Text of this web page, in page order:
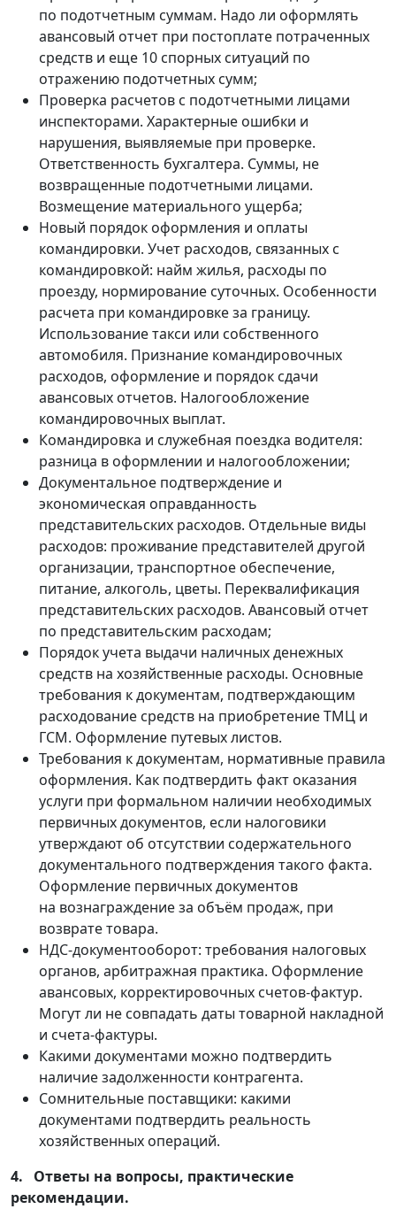
по подотчетным суммам. Надо ли оформлять
авансовый отчет при постоплате потраченных
средств и еще 10 спорных ситуаций по
отражению подотчетных сумм;
Проверка расчетов с подотчетными лицами
инспекторами. Характерные ошибки и
нарушения, выявляемые при проверке.
Ответственность бухгалтера. Суммы, не
возвращенные подотчетными лицами.
Возмещение материального ущерба;
Новый порядок оформления и оплаты
командировки. Учет расходов, связанных с
командировкой: найм жилья, расходы по
проезду, нормирование суточных. Особенности
расчета при командировке за границу.
Использование такси или собственного
автомобиля. Признание командировочных
расходов, оформление и порядок сдачи
авансовых отчетов. Налогообложение
командировочных выплат.
Командировка и служебная поездка водителя:
разница в оформлении и налогообложении;
Документальное подтверждение и
экономическая оправданность
представительских расходов. Отдельные виды
расходов: проживание представителей другой
организации, транспортное обеспечение,
питание, алкоголь, цветы. Переквалификация
представительских расходов. Авансовый отчет
по представительским расходам;
Порядок учета выдачи наличных денежных
средств на хозяйственные расходы. Основные
требования к документам, подтверждающим
расходование средств на приобретение ТМЦ и
ГСМ. Оформление путевых листов.
Требования к документам, нормативные правила
оформления. Как подтвердить факт оказания
услуги при формальном наличии необходимых
первичных документов, если налоговики
утверждают об отсутствии содержательного
документального подтверждения такого факта.
Оформление первичных документов
на вознаграждение за объём продаж, при
возврате товара.
НДС-документооборот: требования налоговых
органов, арбитражная практика. Оформление
авансовых, корректировочных счетов-фактур.
Могут ли не совпадать даты товарной накладной
и счета-фактуры.
Какими документами можно подтвердить
наличие задолженности контрагента.
Сомнительные поставщики: какими
документами подтвердить реальность
хозяйственных операций.
4. Ответы на вопросы, практические
рекомендации.